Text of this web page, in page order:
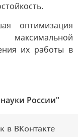
оптимизация
их работы в
России"
в ВКонтакте